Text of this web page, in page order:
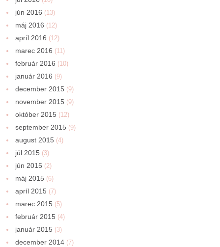
jún 2016 (13)
máj 2016 (12)
apríl 2016 (12)
marec 2016 (11)
február 2016 (10)
január 2016 (9)
december 2015 (9)
november 2015 (9)
október 2015 (12)
september 2015 (9)
august 2015 (4)
júl 2015 (3)
jún 2015 (2)
máj 2015 (6)
apríl 2015 (7)
marec 2015 (5)
február 2015 (4)
január 2015 (3)
december 2014 (7)